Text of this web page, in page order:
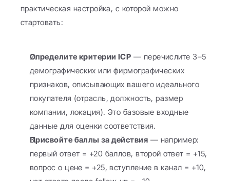
практическая настройка, с которой можно
стартовать:
Определите критерии ICP — перечислите 3–5
демографических или фирмографических
признаков, описывающих вашего идеального
покупателя (отрасль, должность, размер
компании, локация). Это базовые входные
данные для оценки соответствия.
Присвойте баллы за действия — например:
первый ответ = +20 баллов, второй ответ = +15,
вопрос о цене = +25, вступление в канал = +10,